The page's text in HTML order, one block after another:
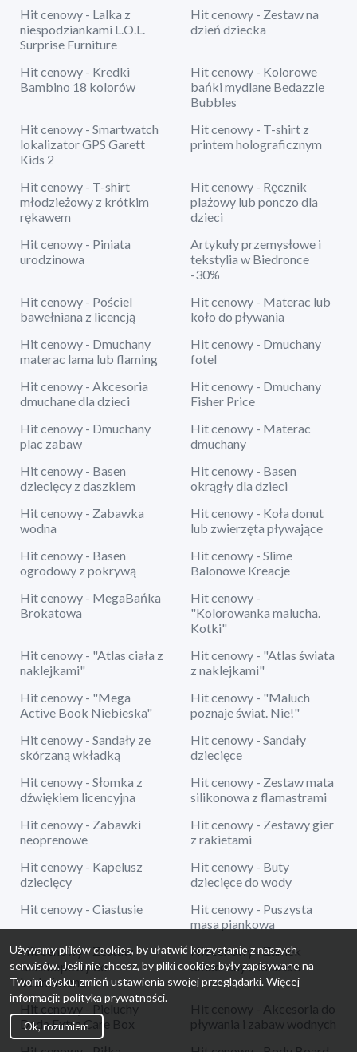
Hit cenowy - Lalka z
niespodziankami L.O.L.
Surprise Furniture
Hit cenowy - Zestaw na
dzień dziecka
Hit cenowy - Kredki
Bambino 18 kolorów
Hit cenowy - Kolorowe
bańki mydlane Bedazzle
Bubbles
Hit cenowy - Smartwatch
lokalizator GPS Garett
Kids 2
Hit cenowy - T-shirt z
printem holograficznym
Hit cenowy - T-shirt
młodzieżowy z krótkim
rękawem
Hit cenowy - Ręcznik
plażowy lub ponczo dla
dzieci
Hit cenowy - Piniata
urodzinowa
Artykuły przemysłowe i
tekstylia w Biedronce
-30%
Hit cenowy - Pościel
bawełniana z licencją
Hit cenowy - Materac lub
koło do pływania
Hit cenowy - Dmuchany
materac lama lub flaming
Hit cenowy - Dmuchany
fotel
Hit cenowy - Akcesoria
dmuchane dla dzieci
Hit cenowy - Dmuchany
Fisher Price
Hit cenowy - Dmuchany
plac zabaw
Hit cenowy - Materac
dmuchany
Hit cenowy - Basen
dziecięcy z daszkiem
Hit cenowy - Basen
okrągły dla dzieci
Hit cenowy - Zabawka
wodna
Hit cenowy - Koła donut
lub zwierzęta pływające
Hit cenowy - Basen
ogrodowy z pokrywą
Hit cenowy - Slime
Balonowe Kreacje
Hit cenowy - MegaBańka
Brokatowa
Hit cenowy -
"Kolorowanka malucha.
Kotki"
Hit cenowy - "Atlas ciała z
naklejkami"
Hit cenowy - "Atlas świata
z naklejkami"
Hit cenowy - "Mega
Active Book Niebieska"
Hit cenowy - "Maluch
poznaje świat. Nie!"
Hit cenowy - Sandały ze
skórzaną wkładką
Hit cenowy - Sandały
dziecięce
Hit cenowy - Słomka z
dźwiękiem licencyjna
Hit cenowy - Zestaw mata
silikonowa z flamastrami
Hit cenowy - Zabawki
neoprenowe
Hit cenowy - Zestawy gier
z rakietami
Hit cenowy - Kapelusz
dziecięcy
Hit cenowy - Buty
dziecięce do wody
Hit cenowy - Ciastusie
Hit cenowy - Puszysta
masa piankowa
Hit cenowy - Zestaw
teleskopowy do
badmintona
Hit cenowy - Zamek
dmuchany z koszem
Hit cenowy - Pieluchy
Dada Extra Care Box
Hit cenowy - Akcesoria do
pływania i zabaw wodnych
Używamy plików cookies, by ułatwić korzystanie z naszych
serwisów. Jeśli nie chcesz, by pliki cookies były zapisywane na
Twoim dysku, zmień ustawienia swojej przeglądarki. Więcej
informacji: polityka prywatności.
Ok, rozumiem